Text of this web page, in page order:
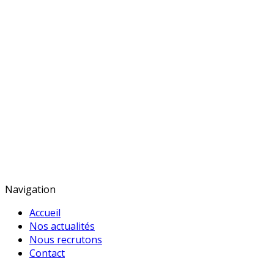
Navigation
Accueil
Nos actualités
Nous recrutons
Contact